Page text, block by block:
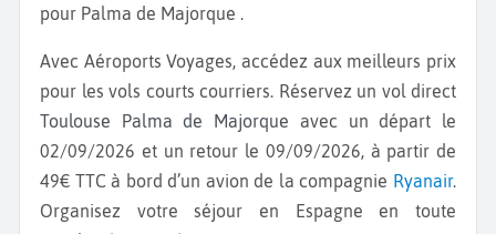
pour Palma de Majorque .
Avec Aéroports Voyages, accédez aux meilleurs prix
pour les vols courts courriers. Réservez un vol direct
Toulouse Palma de Majorque avec un départ le
02/09/2026 et un retour le 09/09/2026, à partir de
49€ TTC à bord d’un avion de la compagnie Ryanair.
Organisez votre séjour en Espagne en toute